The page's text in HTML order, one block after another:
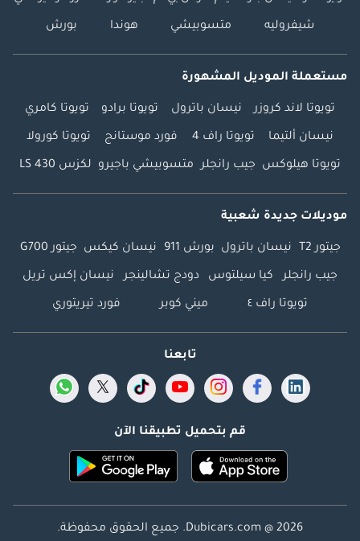
شيفروليه متسوبيشي هوندا بورش
مستعملة الموديل المشهورة
تويوتا لاند كروزر نيسان باترول تويوتا برادو تويوتا كامري
نيسان ألتيما تويوتا راف 4 فورد موستانج تويوتا كورولا
تويوتا هيلوكس جيب رانجلر متسوبيشي باجيرو لكزس LS 430
موديلات جديدة شعبية
جيتور T2 نيسان باترول بورش 911 نيسان كيكس جيتور G700
جيب رانجلر كيا سيلتوس دودج تشالينجر نيسان إكس تريل
تويوتا راف ٤ ميني كوبر فورد تيريتوري
تابعنا
قم بتحميل تطبيقنا الآن
Dubicars.com @ 2026. جميع الحقوق محفوظة.